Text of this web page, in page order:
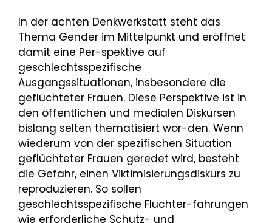
In der achten Denkwerkstatt steht das
Thema Gender im Mittelpunkt und eröffnet
damit eine Per-spektive auf
geschlechtsspezifische
Ausgangssituationen, insbesondere die
geflüchteter Frauen. Diese Perspektive ist in
den öffentlichen und medialen Diskursen
bislang selten thematisiert wor-den. Wenn
wiederum von der spezifischen Situation
geflüchteter Frauen geredet wird, besteht
die Gefahr, einen Viktimisierungsdiskurs zu
reproduzieren. So sollen
geschlechtsspezifische Fluchter-fahrungen
wie erforderliche Schutz- und